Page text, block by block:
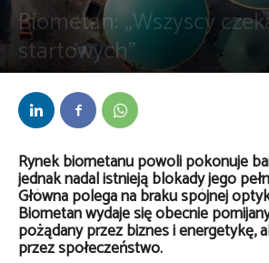
Biometan: „Wszyscy
startowych”
Rynek biometanu powoli pokonuje
jednak nadal istnieją blokady jego
Główna polega na braku spójnej
Biometan wydaje się obecnie
pożądany przez biznes i energetykę,
przez społeczeństwo.